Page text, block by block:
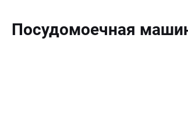
Посудомоечная